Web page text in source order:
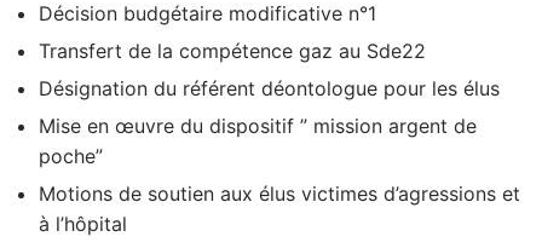
Décision budgétaire modificative n°1
Transfert de la compétence gaz au Sde22
Désignation du référent déontologue pour les élus
Mise en œuvre du dispositif ” mission argent de
poche”
Motions de soutien aux élus victimes d’agressions et
à l’hôpital